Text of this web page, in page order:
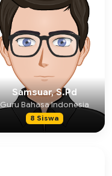
Samsuar, S.Pd
Guru Bahasa Indonesia
8 Siswa